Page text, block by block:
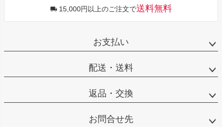
15,000円以上のご注文で送料無料
お支払い
配送・送料
返品・交換
お問合せ先